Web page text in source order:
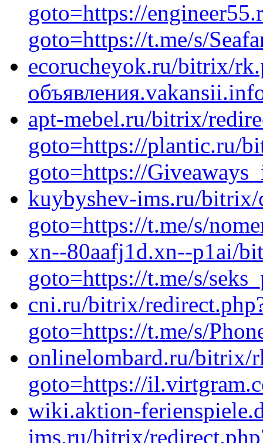
goto=https://
goto=https://t.me/s/
ecorucheyok.ru/bitrix/
apt-mebel.ru/bitrix/
goto=https://plantic.ru/
goto=https://
kuybyshev-ims.ru/
goto=https://t.me/s/
xn--80aafj1d.xn--p1ai/
goto=https://t.me/s/
cni.ru/bitrix/
goto=https://t.me/s/
onlinelombard.ru/bitrix/
goto=https://
wiki.aktion-
ims.ru/bitrix/